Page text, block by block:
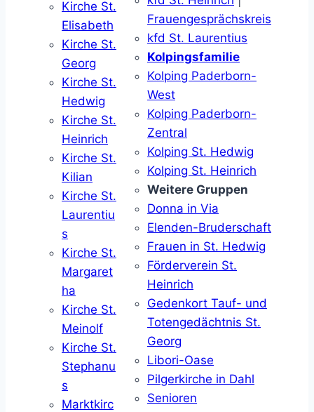
Kirche St.
Elisabeth
Kirche St.
Georg
Kirche St.
Hedwig
Kirche St.
Heinrich
Kirche St.
Kilian
Kirche St.
Laurentiu
s
Kirche St.
Margaret
ha
Kirche St.
Meinolf
Kirche St.
Stephanu
s
Marktkirc
Frauengesprächskreis
kfd St. Laurentius
Kolpingsfamilie
Kolping Paderborn-
West
Kolping Paderborn-
Zentral
Kolping St. Hedwig
Kolping St. Heinrich
Weitere Gruppen
Donna in Via
Elenden-Bruderschaft
Frauen in St. Hedwig
Förderverein St.
Heinrich
Gedenkort Tauf- und
Totengedächtnis St.
Georg
Libori-Oase
Pilgerkirche in Dahl
Senioren